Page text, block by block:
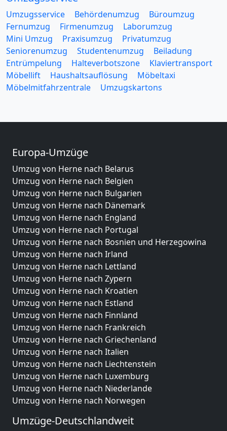
Umzugsservice Behördenumzug
Büroumzug
Fernumzug
Firmenumzug
Laborumzug
Mini Umzug
Praxisumzug
Privatumzug
Seniorenumzug
Studentenumzug
Beiladung
Entrümpelung
Halteverbotszone
Klaviertransport
Möbellift
Haushaltsauflösung
Möbeltaxi
Möbelmitfahrzentrale
Umzugskartons
Europa-Umzüge
Umzug von Herne nach Belarus
Umzug von Herne nach Belgien
Umzug von Herne nach Bulgarien
Umzug von Herne nach Dänemark
Umzug von Herne nach England
Umzug von Herne nach Portugal
Umzug von Herne nach Bosnien und Herzegowina
Umzug von Herne nach Irland
Umzug von Herne nach Lettland
Umzug von Herne nach Zypern
Umzug von Herne nach Kroatien
Umzug von Herne nach Estland
Umzug von Herne nach Finnland
Umzug von Herne nach Frankreich
Umzug von Herne nach Griechenland
Umzug von Herne nach Italien
Umzug von Herne nach Liechtenstein
Umzug von Herne nach Luxemburg
Umzug von Herne nach Niederlande
Umzug von Herne nach Norwegen
Umzüge-Deutschlandweit